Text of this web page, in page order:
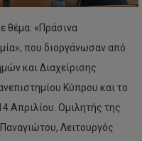
θέμα: «Πράσινα
που διοργάνωσαν από
και Διαχείρισης
Κύπρου και το
Απριλίου. Ομιλητής της
Λειτουργός